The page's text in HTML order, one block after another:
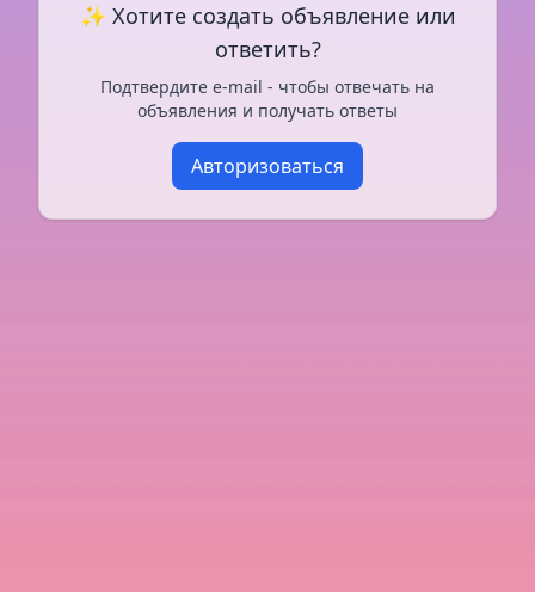
✨ Хотите создать объявление или
ответить?
Подтвердите e-mail - чтобы отвечать на
объявления и получать ответы
Авторизоваться